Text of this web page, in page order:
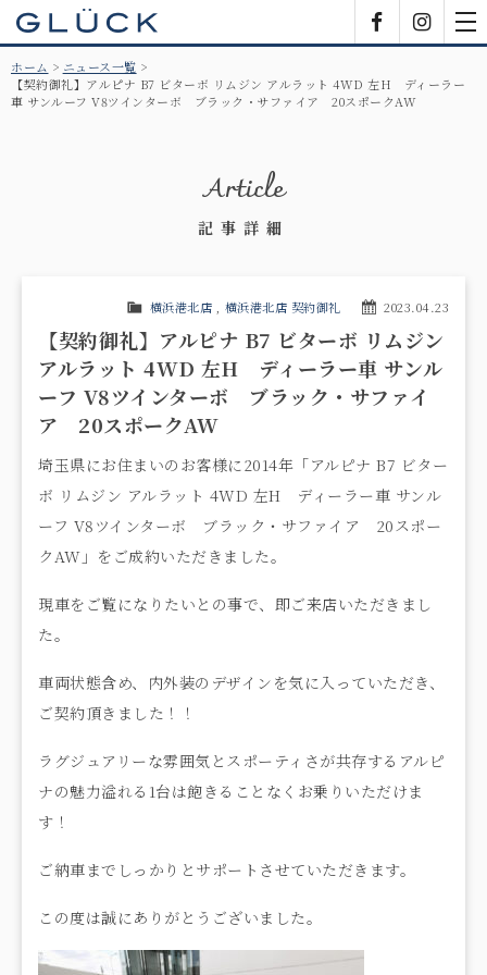
ホーム
ニュース一覧
【契約御礼】アルピナ B7 ビターボ リムジン アルラット 4WD 左H ディーラー
車 サンルーフ V8ツインターボ ブラック・サファイア 20スポークAW
Article
記事詳細
2023.04.23
横浜港北店 横浜港北店 契約御礼
【契約御礼】アルピナ B7 ビターボ リムジン
アルラット 4WD 左H ディーラー車 サンル
ーフ V8ツインターボ ブラック・サファイ
ア 20スポークAW
埼玉県にお住まいのお客様に2014年「アルピナ B7 ビター
ボ リムジン アルラット 4WD 左H ディーラー車 サンル
ーフ V8ツインターボ ブラック・サファイア 20スポー
クAW」をご成約いただきました。
現車をご覧になりたいとの事で、即ご来店いただきまし
た。
車両状態含め、内外装のデザインを気に入っていただき、
ご契約頂きました！！
ラグジュアリーな雰囲気とスポーティさが共存するアルピ
ナの魅力溢れる1台は飽きることなくお乗りいただけま
す！
ご納車までしっかりとサポートさせていただきます。
この度は誠にありがとうございました。